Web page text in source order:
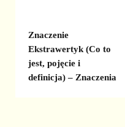
Znaczenie
Ekstrawertyk (Co to
jest, pojęcie i
definicja) – Znaczenia